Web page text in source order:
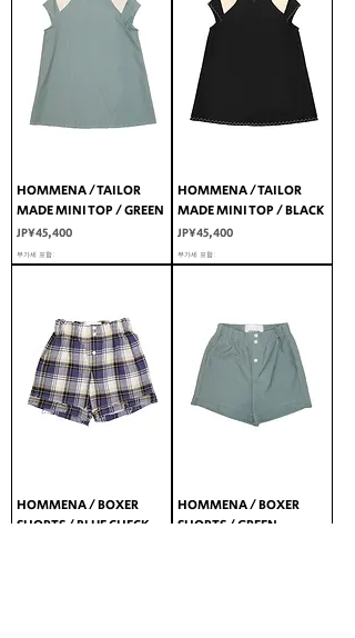
HOMMENA / TAILOR
MADE MINI TOP / GREEN
가격
JP¥45,400
부가세 포함:
HOMMENA / TAILOR
MADE MINI TOP / BLACK
가격
JP¥45,400
부가세 포함:
HOMMENA / BOXER
SHORTS / BLUE CHECK
HOMMENA / BOXER
SHORTS / GREEN